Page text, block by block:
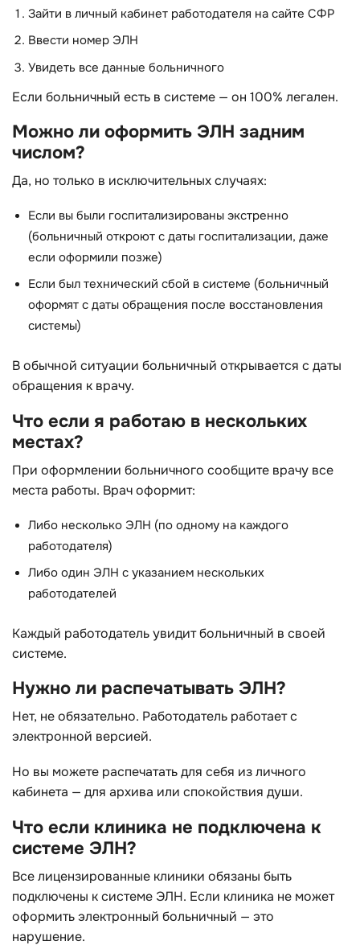
Зайти в личный кабинет работодателя на сайте СФР
Ввести номер ЭЛН
Увидеть все данные больничного
Если больничный есть в системе — он 100% легален.
Можно ли оформить ЭЛН задним
числом?
Да, но только в исключительных случаях:
Если вы были госпитализированы экстренно
(больничный откроют с даты госпитализации, даже
если оформили позже)
Если был технический сбой в системе (больничный
оформят с даты обращения после восстановления
системы)
В обычной ситуации больничный открывается с даты
обращения к врачу.
Что если я работаю в нескольких
местах?
При оформлении больничного сообщите врачу все
места работы. Врач оформит:
Либо несколько ЭЛН (по одному на каждого
работодателя)
Либо один ЭЛН с указанием нескольких
работодателей
Каждый работодатель увидит больничный в своей
системе.
Нужно ли распечатывать ЭЛН?
Нет, не обязательно. Работодатель работает с
электронной версией.
Но вы можете распечатать для себя из личного
кабинета — для архива или спокойствия души.
Что если клиника не подключена к
системе ЭЛН?
Все лицензированные клиники обязаны быть
подключены к системе ЭЛН. Если клиника не может
оформить электронный больничный — это
нарушение.